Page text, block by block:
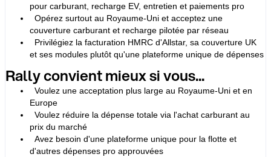
pour carburant, recharge EV, entretien et paiements pro
Opérez surtout au Royaume-Uni et acceptez une
couverture carburant et recharge pilotée par réseau
Privilégiez la facturation HMRC d'Allstar, sa couverture UK
et ses modules plutôt qu'une plateforme unique de dépenses
Rally convient mieux si vous...
Voulez une acceptation plus large au Royaume-Uni et en
Europe
Voulez réduire la dépense totale via l'achat carburant au
prix du marché
Avez besoin d'une plateforme unique pour la flotte et
d'autres dépenses pro approuvées